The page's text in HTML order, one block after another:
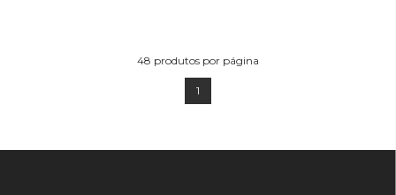
48 produtos por página
1